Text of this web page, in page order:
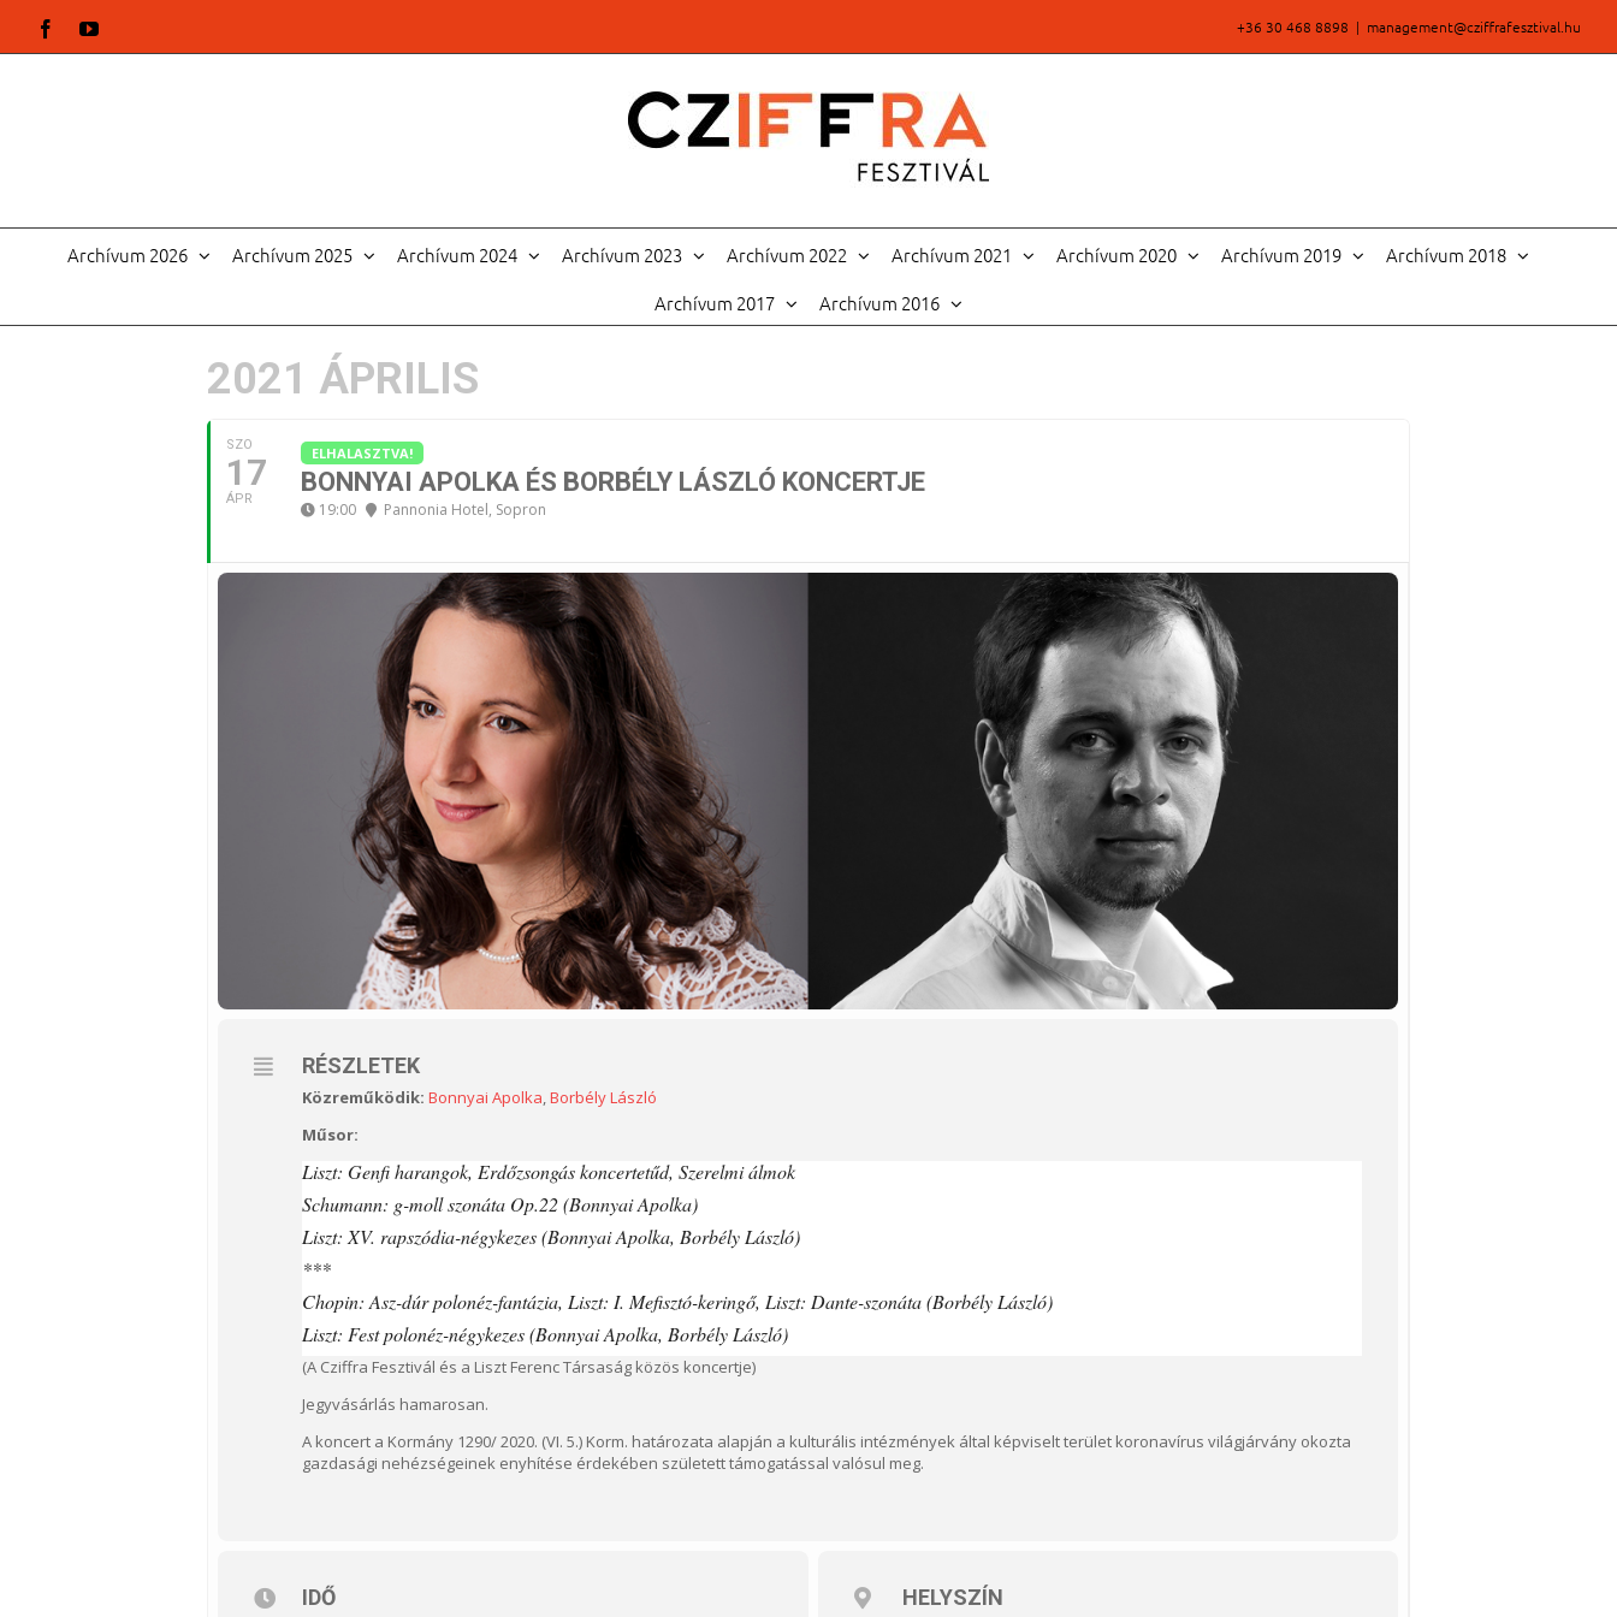
Kihagyás FacebookYouTube +36 30 468 8898 | management@cziffrafesztival.hu
Archívum 2026 Archívum 2025 Archívum 2024 Archívum 2023 Archívum 2022 Archívum 2021 Archívum 2020 Archívum 2019
Archívum 2018
Archívum 2017
Archívum 2016
2021 ÁPRILIS
SZO
17
ÁPR
ELHALASZTVA!
BONNYAI APOLKA ÉS BORBÉLY LÁSZLÓ KONCERTJE
19:00 Pannonia Hotel, Sopron
RÉSZLETEK
Közreműködik: Bonnyai Apolka,Borbély László
Műsor:
Liszt: Genfi harangok, Erdőzsongás koncertetűd, Szerelmi álmok
Schumann: g-moll szonáta Op.22 (Bonnyai Apolka)
Liszt: XV. rapszódia-négykezes (Bonnyai Apolka, Borbély László)
***
Chopin: Asz-dúr polonéz-fantázia, Liszt: I. Mefisztó-keringő, Liszt: Dante-szonáta (Borbély László)
Liszt: Fest polonéz-négykezes (Bonnyai Apolka, Borbély László)
(A Cziffra Fesztivál és a Liszt Ferenc Társaság közös koncertje)
Jegyvásárlás hamarosan.
A koncert a Kormány 1290/ 2020. (VI. 5.) Korm. határozata alapján a kulturális intézmények által képviselt terület koronavírus világjárvány okozta
gazdasági nehézségeinek enyhítése érdekében született támogatással valósul meg.
IDŐ HELYSZÍN